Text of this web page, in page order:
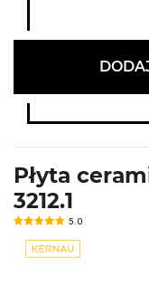
Płyta
3212.1
5.0